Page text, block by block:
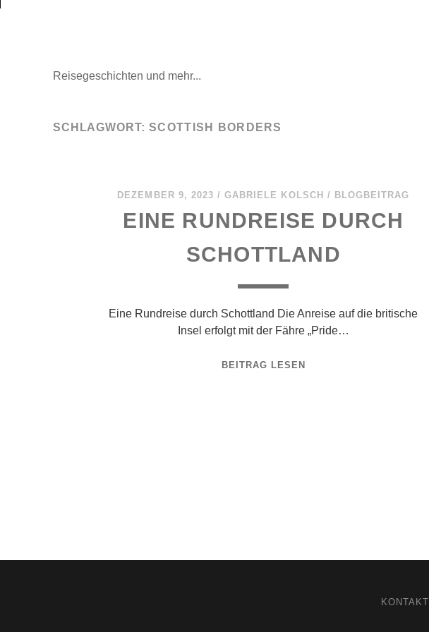
Reisegeschichten und mehr...
SCHLAGWORT:SCOTTISH BORDERS
DEZEMBER 9, 2023 /GABRIELE KOLSCH / BLOGBEITRAG
EINE RUNDREISE DURCH
SCHOTTLAND
Eine Rundreise durch Schottland Die Anreise auf die britische
Insel erfolgt mit der Fähre „Pride…
BEITRAG LESEN
KONTAKT